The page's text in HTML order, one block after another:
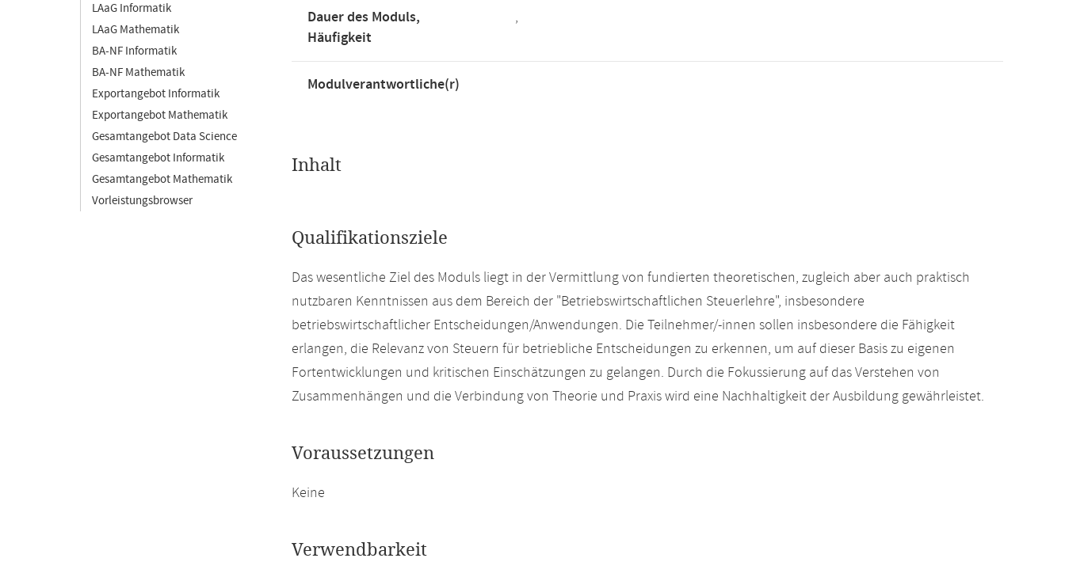
LAaG Informatik
LAaG Mathematik
BA-NF Informatik
BA-NF Mathematik
Exportangebot Informatik
Exportangebot Mathematik
Gesamtangebot Data Science
Gesamtangebot Informatik
Gesamtangebot Mathematik
Vorleistungsbrowser
Dauer des Moduls,
Häufigkeit
,
Modulverantwortliche(r)
Inhalt
Qualifikationsziele
Das wesentliche Ziel des Moduls liegt in der Vermittlung von fundierten theoretischen, zugleich aber auch praktisch
nutzbaren Kenntnissen aus dem Bereich der "Betriebswirtschaftlichen Steuerlehre", insbesondere
betriebswirtschaftlicher Entscheidungen/Anwendungen. Die Teilnehmer/-innen sollen insbesondere die Fähigkeit
erlangen, die Relevanz von Steuern für betriebliche Entscheidungen zu erkennen, um auf dieser Basis zu eigenen
Fortentwicklungen und kritischen Einschätzungen zu gelangen. Durch die Fokussierung auf das Verstehen von
Zusammenhängen und die Verbindung von Theorie und Praxis wird eine Nachhaltigkeit der Ausbildung gewährleistet.
Voraussetzungen
Keine
Verwendbarkeit